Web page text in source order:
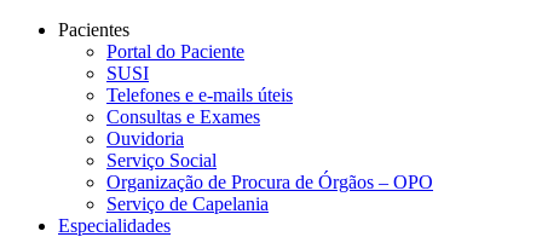
Pacientes
Portal do Paciente
SUSI
Telefones e e-mails úteis
Consultas e Exames
Ouvidoria
Serviço Social
Organização de Procura de Órgãos – OPO
Serviço de Capelania
Especialidades